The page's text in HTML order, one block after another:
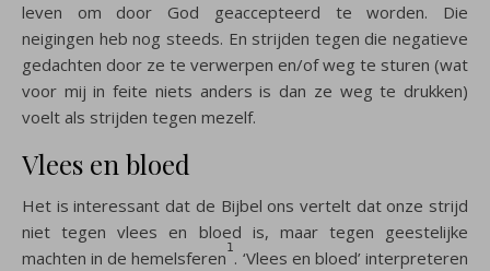
leven om door God geaccepteerd te worden. Die
neigingen heb nog steeds. En strijden tegen die negatieve
gedachten door ze te verwerpen en/of weg te sturen (wat
voor mij in feite niets anders is dan ze weg te drukken)
voelt als strijden tegen mezelf.
Vlees en bloed
Het is interessant dat de Bijbel ons vertelt dat onze strijd
niet tegen vlees en bloed is, maar tegen geestelijke
machten in de hemelsferen1. ‘Vlees en bloed’ interpreteren